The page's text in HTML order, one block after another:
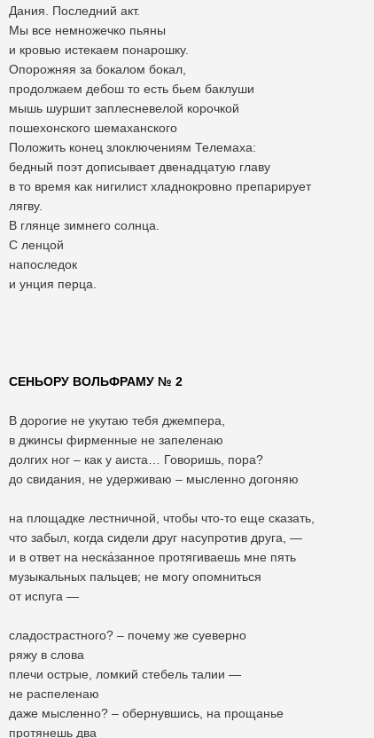
Дания. Последний акт.
Мы все немножечко пьяны
и кровью истекаем понарошку.
Опорожняя за бокалом бокал,
продолжаем дебош то есть бьем баклуши
мышь шуршит заплесневелой корочкой
пошехонского шемаханского
Положить конец злоключениям Телемаха:
бедный поэт дописывает двенадцатую главу
в то время как нигилист хладнокровно препарирует
лягву.
В глянце зимнего солнца.
С ленцой
напоследок
и унция перца.
СЕНЬОРУ ВОЛЬФРАМУ № 2
В дорогие не укутаю тебя джемпера,
в джинсы фирменные не запеленаю
долгих ног – как у аиста… Говоришь, пора?
до свидания, не удерживаю – мысленно догоняю
на площадке лестничной, чтобы что-то еще сказать,
что забыл, когда сидели друг насупротив друга, —
и в ответ на неска́занное протягиваешь мне пять
музыкальных пальцев; не могу опомниться
от испуга —
сладострастного? – почему же суеверно
ряжу в слова
плечи острые, ломкий стебель талии —
не распеленаю
даже мысленно? – обернувшись, на прощанье
протянешь два